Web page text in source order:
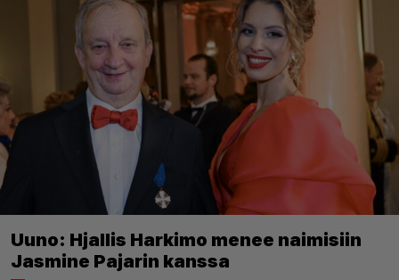
Uuno: Hjallis Harkimo menee naimisiin
Jasmine Pajarin kanssa